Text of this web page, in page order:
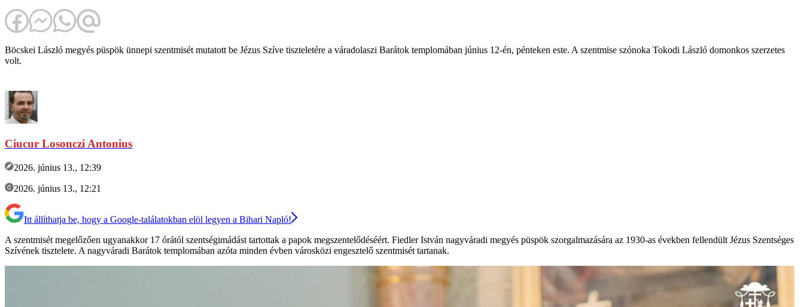
Böcskei László megyés püspök ünnepi szentmisét mutatott be Jézus Szíve tiszteletére a váradolaszi Barátok templomában június 12-én, pénteken este. A szentmise szónoka Tokodi László domonkos szerzetes
volt.
Ciucur Losonczi Antonius
2026. június 13., 12:39
2026. június 13., 12:21
Itt állíthatja be, hogy a Google-találatokban elöl legyen a Bihari Napló!
A szentmisét megelőzően ugyanakkor 17 órától szentségimádást tartottak a papok megszentelődéséért. Fiedler István nagyváradi megyés püspök szorgalmazására az 1930-as években fellendült Jézus Szentséges
Szívének tisztelete. A nagyváradi Barátok templomában azóta minden évben városközi engesztelő szentmisét tartanak.